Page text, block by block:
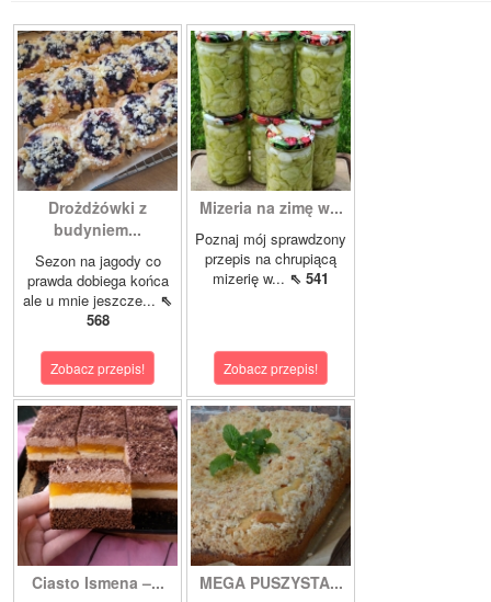
Drożdżówki z
budyniem...
Sezon na jagody co
prawda dobiega końca
ale u mnie jeszcze... ⇖
568
Zobacz przepis!
Mizeria na zimę w...
Poznaj mój sprawdzony
przepis na chrupiącą
mizerię w... ⇖ 541
Zobacz przepis!
Ciasto Ismena –... MEGA PUSZYSTA...